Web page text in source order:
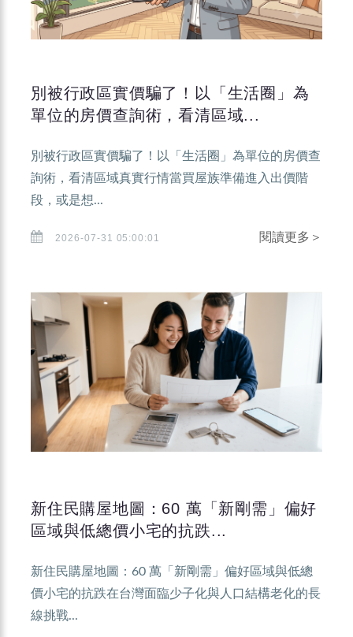
別被行政區實價騙了！以「生活圈」為
單位的房價查詢術，看清區域...
別被行政區實價騙了！以「生活圈」為單位的房價查
詢術，看清區域真實行情當買屋族準備進入出價階
段，或是想...
2026-07-31 05:00:01 閱讀更多＞
新住民購屋地圖：60 萬「新剛需」偏好
區域與低總價小宅的抗跌...
新住民購屋地圖：60 萬「新剛需」偏好區域與低總
價小宅的抗跌在台灣面臨少子化與人口結構老化的長
線挑戰...